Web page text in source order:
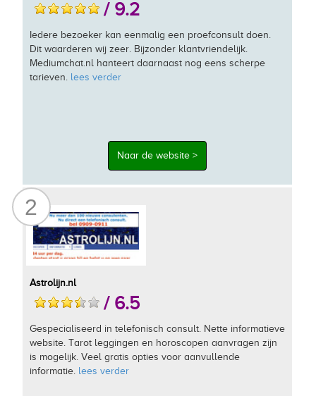
/ 9.2
Iedere bezoeker kan eenmalig een proefconsult doen.
Dit waarderen wij zeer. Bijzonder klantvriendelijk.
Mediumchat.nl hanteert daarnaast nog eens scherpe
tarieven. lees verder
Naar de website >
2
Astrolijn.nl
/ 6.5
Gespecialiseerd in telefonisch consult. Nette informatieve
website. Tarot leggingen en horoscopen aanvragen zijn
is mogelijk. Veel gratis opties voor aanvullende
informatie. lees verder